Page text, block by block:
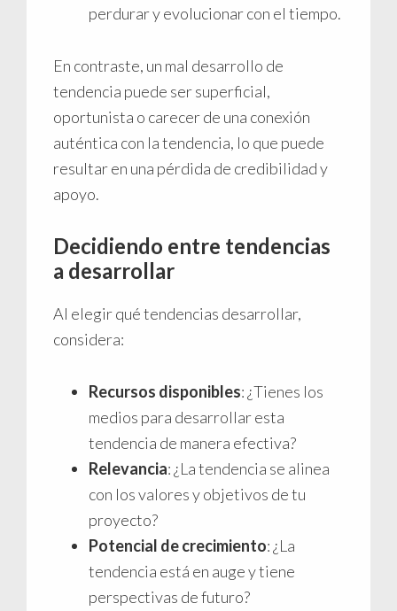
perdurar y evolucionar con el tiempo.
En contraste, un mal desarrollo de
tendencia puede ser superficial,
oportunista o carecer de una conexión
auténtica con la tendencia, lo que puede
resultar en una pérdida de credibilidad y
apoyo.
Decidiendo entre tendencias
a desarrollar
Al elegir qué tendencias desarrollar,
considera:
Recursos disponibles: ¿Tienes los
medios para desarrollar esta
tendencia de manera efectiva?
Relevancia: ¿La tendencia se alinea
con los valores y objetivos de tu
proyecto?
Potencial de crecimiento: ¿La
tendencia está en auge y tiene
perspectivas de futuro?